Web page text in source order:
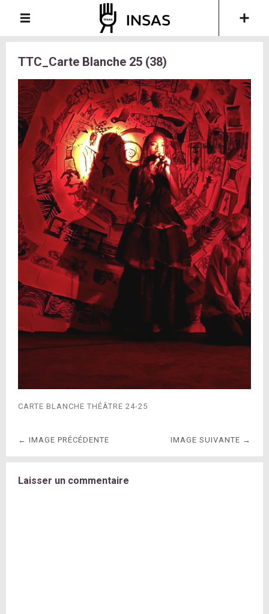
TTC_Carte Blanche 25 (38)
CARTE BLANCHE THÉÂTRE 24-25
← IMAGE PRÉCÉDENTE IMAGE SUIVANTE →
Laisser un commentaire